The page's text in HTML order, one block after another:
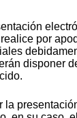
por
disponer
la